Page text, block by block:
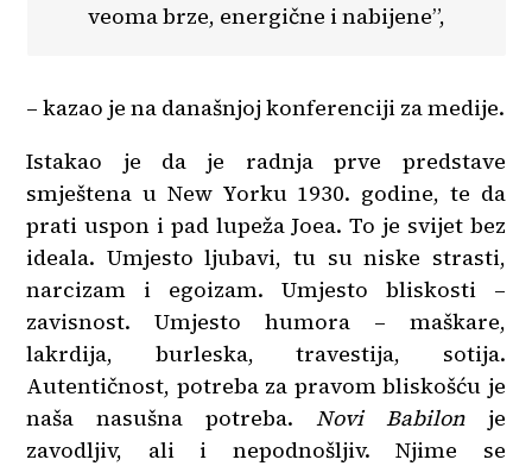
veoma brze, energične i nabijene”,
– kazao je na današnjoj konferenciji za medije.
Istakao je da je radnja prve predstave
smještena u New Yorku 1930. godine, te da
prati uspon i pad lupeža Joea. To je svijet bez
ideala. Umjesto ljubavi, tu su niske strasti,
narcizam i egoizam. Umjesto bliskosti –
zavisnost. Umjesto humora – maškare,
lakrdija, burleska, travestija, sotija.
Autentičnost, potreba za pravom bliskošću je
naša nasušna potreba. Novi Babilonje
zavodljiv, ali i nepodnošljiv. Njime se